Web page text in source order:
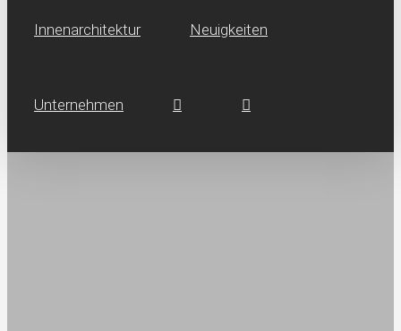
Innen­architektur Neuig­keiten
Unternehmen